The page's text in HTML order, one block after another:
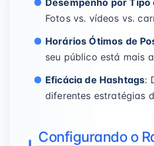
Desempenho por Tipo
Fotos vs. vídeos vs.
Horários Ótimos de
seu público está mais
Eficácia de Hashtags:
diferentes estratégias
Configurando o